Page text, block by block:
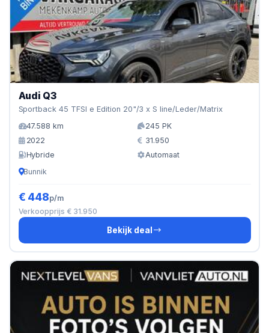
Audi Q3
Sportback 45 TFSI e Edition 20"/3 x S line/Leder/Matrix
47.588 km
245 PK
2022
31.950
Hybride
Automaat
Bunnik
€ 448p/m
Verkoopprijs € 31.950
Bekijk deal